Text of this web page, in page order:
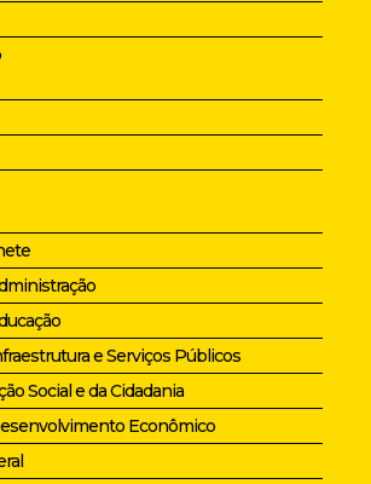
e Serviços Públicos
Social e da Cidadania
Econômico